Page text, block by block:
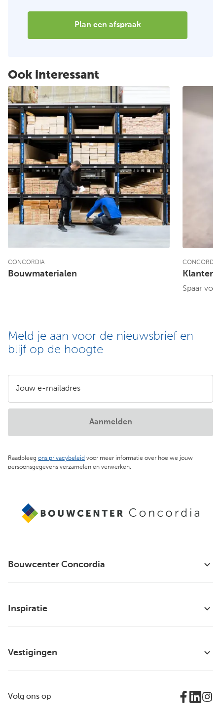
Plan een afspraak
Ook interessant
CONCORDIA
Bouwmaterialen
CONCORDIA
Spaar
Meld je aan voor de nieuwsbrief en
blijf op de hoogte
Jouw e-mailadres
Raadpleeg ons privacybeleid voor meer informatie over hoe we jouw
persoonsgegevens verzamelen en verwerken.
Aanmelden
Bouwcenter Concordia
Inspiratie
Vestigingen
Volg ons op